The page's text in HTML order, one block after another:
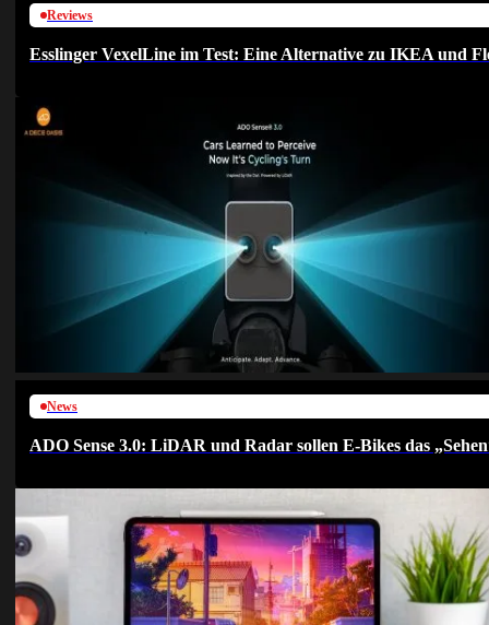
Reviews
Esslinger VexelLine im Test: Eine Alternative zu IKEA und
News
ADO Sense 3.0: LiDAR und Radar sollen E-Bikes das